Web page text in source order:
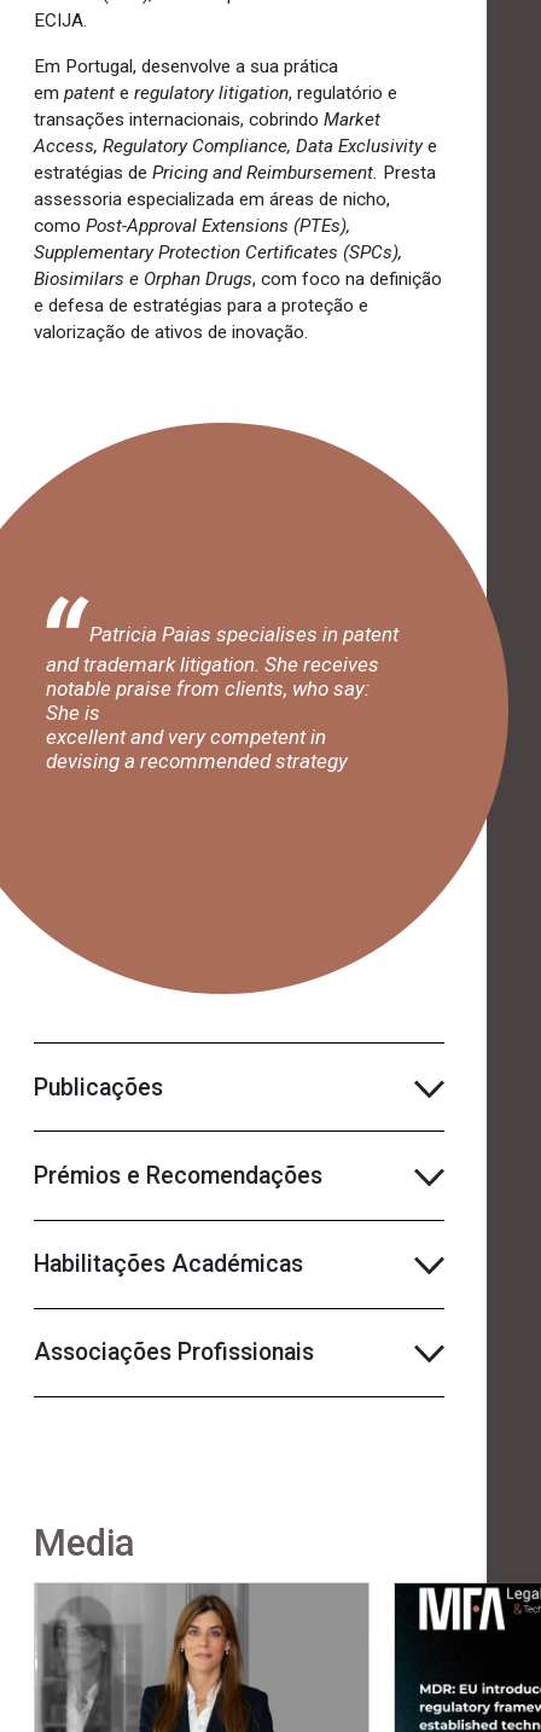
ECIJA.
Em Portugal, desenvolve a sua prática
em patent e regulatory litigation, regulatório e
transações internacionais, cobrindo Market
Access, Regulatory Compliance, Data Exclusivitye
estratégias de Pricing and Reimbursement. Presta
assessoria especializada em áreas de nicho,
como Post-Approval Extensions (PTEs),
Supplementary Protection Certificates (SPCs),
Biosimilars e Orphan Drugs, com foco na definição
e defesa de estratégias para a proteção e
valorização de ativos de inovação.
Patricia Paias specialises in patent
and trademark litigation. She receives
notable praise from clients, who say:
She is
excellent and very competent in
devising a recommended strategy
Publicações
Prémios e Recomendações
Habilitações Académicas
Associações Profissionais
Media